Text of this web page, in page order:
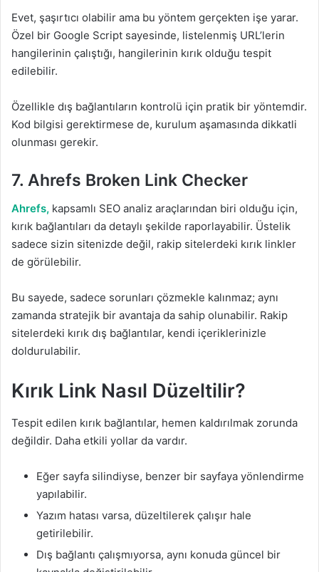
Evet, şaşırtıcı olabilir ama bu yöntem gerçekten işe yarar.
Özel bir Google Script sayesinde, listelenmiş URL’lerin
hangilerinin çalıştığı, hangilerinin kırık olduğu tespit
edilebilir.
Özellikle dış bağlantıların kontrolü için pratik bir yöntemdir.
Kod bilgisi gerektirmese de, kurulum aşamasında dikkatli
olunması gerekir.
7. Ahrefs Broken Link Checker
Ahrefs, kapsamlı SEO analiz araçlarından biri olduğu için,
kırık bağlantıları da detaylı şekilde raporlayabilir. Üstelik
sadece sizin sitenizde değil, rakip sitelerdeki kırık linkler
de görülebilir.
Bu sayede, sadece sorunları çözmekle kalınmaz; aynı
zamanda stratejik bir avantaja da sahip olunabilir. Rakip
sitelerdeki kırık dış bağlantılar, kendi içeriklerinizle
doldurulabilir.
Kırık Link Nasıl Düzeltilir?
Tespit edilen kırık bağlantılar, hemen kaldırılmak zorunda
değildir. Daha etkili yollar da vardır.
Eğer sayfa silindiyse, benzer bir sayfaya yönlendirme
yapılabilir.
Yazım hatası varsa, düzeltilerek çalışır hale
getirilebilir.
Dış bağlantı çalışmıyorsa, aynı konuda güncel bir